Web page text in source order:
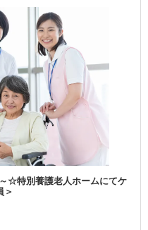
☆特別養護老人ホームにてケ
＞